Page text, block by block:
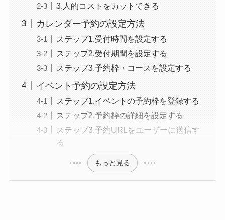
3.人的コストをカットできる
カレンダー予約の設定方法
ステップ1.受付時間を設定する
ステップ2.受付期間を設定する
ステップ3.予約枠・コースを設定する
イベント予約の設定方法
ステップ1.イベントの予約枠を登録する
ステップ2.予約枠の詳細を設定する
ステップ3.予約URLをユーザーに送信す
る
もっと見る